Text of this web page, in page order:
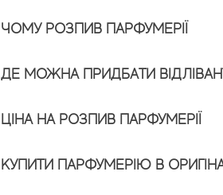
ЧОМУ РОЗПИВ ПАРФУМЕРІЇ
ДЕ МОЖНА ПРИДБАТИ
ЦІНА НА РОЗПИВ ПАРФУМЕРІЇ
КУПИТИ ПАРФУМЕРІЮ В